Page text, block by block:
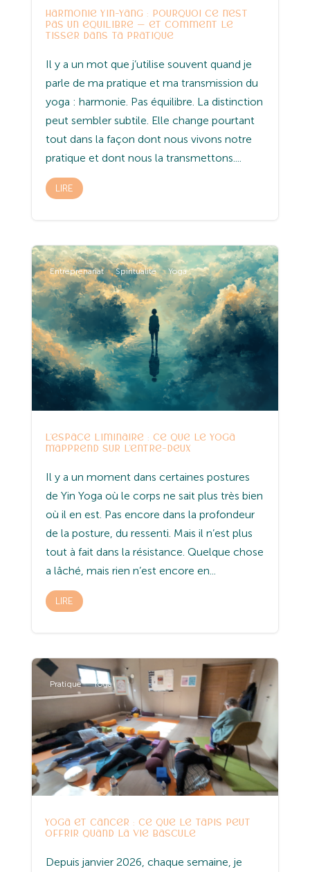
Harmonie Yin-Yang : pourquoi ce n’est
pas un équilibre — et comment le
tisser dans ta pratique
Il y a un mot que j’utilise souvent quand je
parle de ma pratique et ma transmission du
yoga : harmonie. Pas équilibre. La distinction
peut sembler subtile. Elle change pourtant
tout dans la façon dont nous vivons notre
pratique et dont nous la transmettons....
LIRE
Entreprenariat Spiritualité Yoga
L’espace liminaire : ce que le yoga
m’apprend sur l’entre-deux
Il y a un moment dans certaines postures
de Yin Yoga où le corps ne sait plus très bien
où il en est. Pas encore dans la profondeur
de la posture, du ressenti. Mais il n’est plus
tout à fait dans la résistance. Quelque chose
a lâché, mais rien n’est encore en...
LIRE
Pratique Yoga
Yoga et cancer : ce que le tapis peut
offrir quand la vie bascule
Depuis janvier 2026, chaque semaine, je